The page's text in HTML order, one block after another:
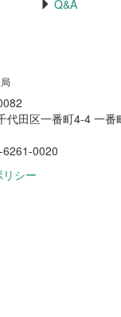
Q&A
代田区一番町4-4 一番
0020
シー